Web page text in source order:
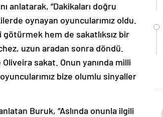
anlatarak, “Dakikaları doğru
oynayan oyuncularımız oldu.
hem de sakatlıksız bir
uzun aradan sonra döndü.
sakat. Onun yanında milli
bize olumlu sinyaller
Buruk, “Aslında onunla ilgili